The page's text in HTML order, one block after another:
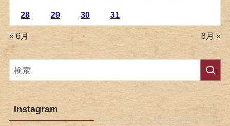
28 29 30 31
« 6月 8月 »
Instagram